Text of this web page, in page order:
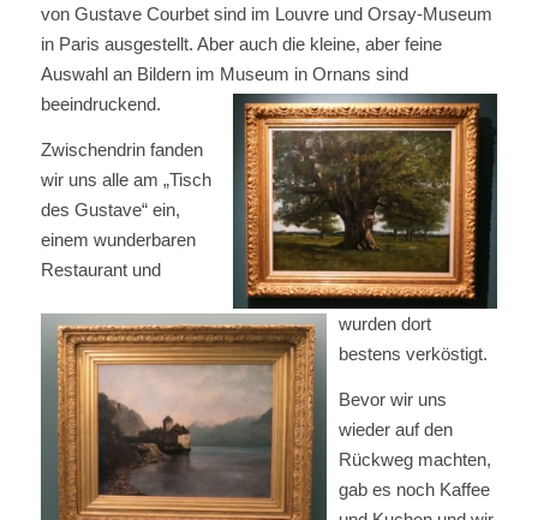
von Gustave Courbet sind im Louvre und Orsay-Museum
in Paris ausgestellt. Aber auch die kleine, aber feine
Auswahl an Bildern im Museum in Ornans sind
beeindruckend.
Zwischendrin fanden
wir uns alle am „Tisch
des Gustave“ ein,
einem wunderbaren
Restaurant und
wurden dort
bestens verköstigt.
Bevor wir uns
wieder auf den
Rückweg machten,
gab es noch Kaffee